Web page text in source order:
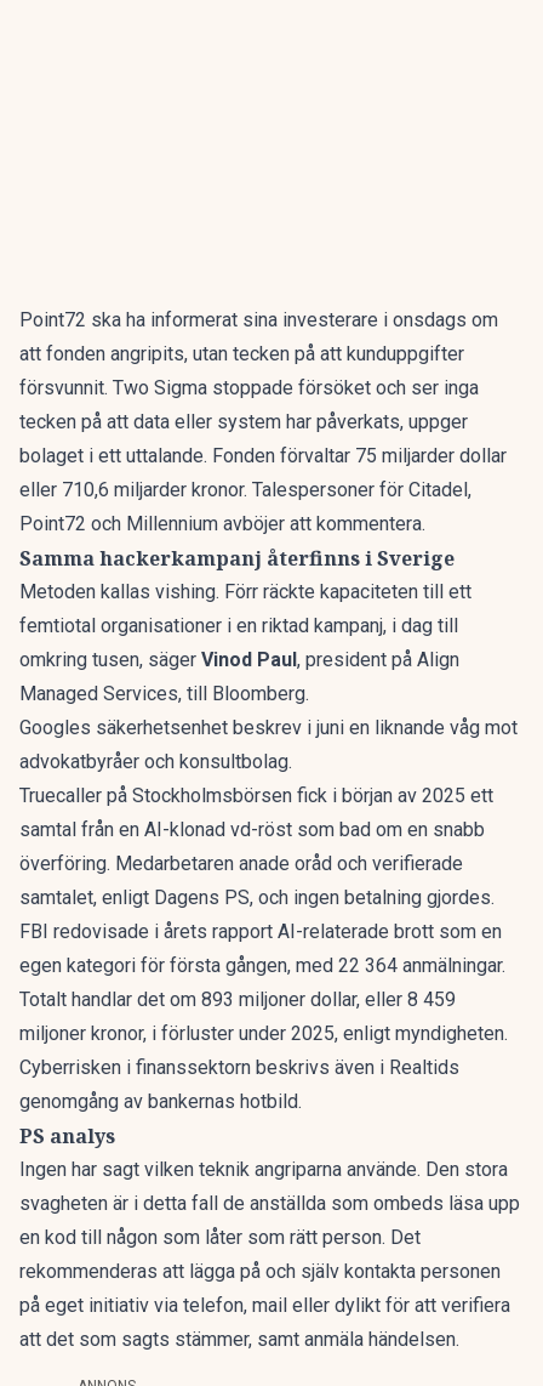
Point72 ska ha informerat sina investerare i onsdags om
att fonden angripits, utan tecken på att kunduppgifter
försvunnit. Two Sigma stoppade försöket och ser inga
tecken på att data eller system har påverkats, uppger
bolaget i ett uttalande. Fonden förvaltar 75 miljarder dollar
eller 710,6 miljarder kronor. Talespersoner för Citadel,
Point72 och Millennium avböjer att kommentera.
Samma hackerkampanj återfinns i Sverige
Metoden kallas vishing. Förr räckte kapaciteten till ett
femtiotal organisationer i en riktad kampanj, i dag till
omkring tusen, säger Vinod Paul, president på Align
Managed Services, till Bloomberg.
Googles säkerhetsenhet beskrev i juni en liknande våg mot
advokatbyråer och konsultbolag.
Truecaller på Stockholmsbörsen fick i början av 2025 ett
samtal från en AI-klonad vd-röst som bad om en snabb
överföring. Medarbetaren anade oråd och verifierade
samtalet, enligt Dagens PS, och ingen betalning gjordes.
FBI redovisade i årets rapport AI-relaterade brott som en
egen kategori för första gången, med 22 364 anmälningar.
Totalt handlar det om 893 miljoner dollar, eller 8 459
miljoner kronor, i förluster under 2025, enligt myndigheten.
Cyberrisken i finanssektorn beskrivs även i Realtids
genomgång av bankernas hotbild.
PS analys
Ingen har sagt vilken teknik angriparna använde. Den stora
svagheten är i detta fall de anställda som ombeds läsa upp
en kod till någon som låter som rätt person. Det
rekommenderas att lägga på och själv kontakta personen
på eget initiativ via telefon, mail eller dylikt för att verifiera
att det som sagts stämmer, samt anmäla händelsen.